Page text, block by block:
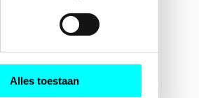
Alles toestaan